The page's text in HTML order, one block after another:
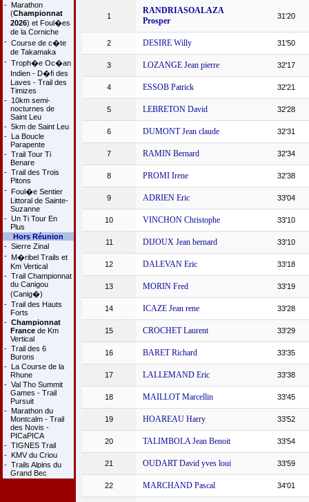
- Marathon
(Championnat
2026) et Foul�es
de la Corniche
- Course de c�te
de Takamaka
- Troph�e Oc�an
Indien - D�fi des
Laves - Trail des
Timizes
- 10km semi-
nocturnes de
Saint Leu
- 5km de Saint Leu
- La Boucle
Parapente
- Trail Tour Ti
Benare
- Trail des Trois
Pitons
- Foul�e Sentier
Littoral de Sainte-
Suzanne
- Un Ti Tour En
Plus
Hors Réunion
- Sierre Zinal
- M�ribel Trails et
Km Vertical
- Trail Championnat
du Canigou
(Canig�)
- Trail des Hauts
Forts
- Championnat
Francede Km
Vertical
- Trail des 6
Burons
- La Course de la
Rhune
- Val Tho Summit
Games - Trail
Pursuit
- Marathon du
Montcalm - Trail
des Novis -
PICaPICA
- TIGNES Trail
- KMV du Criou
- Trails Alpins du
Grand Bec
1
RANDRIASOALAZA
Prosper
31'20
2 DESIRE Willy 31'50
3 LOZANGE Jean pierre 32'17
4 ESSOB Patrick 32'21
5 LEBRETON David 32'28
6 DUMONT Jean claude 32'31
7 RAMIN Bernard 32'34
8 PROMI Irene 32'38
9 ADRIEN Eric 33'04
10 VINCHON Christophe 33'10
11 DIJOUX Jean bernard 33'10
12 DALEVAN Eric 33'18
13 MORIN Fred 33'19
14 ICAZE Jean rene 33'28
15 CROCHET Laurent 33'29
16 BARET Richard 33'35
17 LALLEMAND Eric 33'38
18 MAILLOT Marcellin 33'45
19 HOAREAU Harry 33'52
20 TALIMBOLA Jean Benoit 33'54
21 OUDART David yves loui 33'59
22 MARCHAND Pascal 34'01